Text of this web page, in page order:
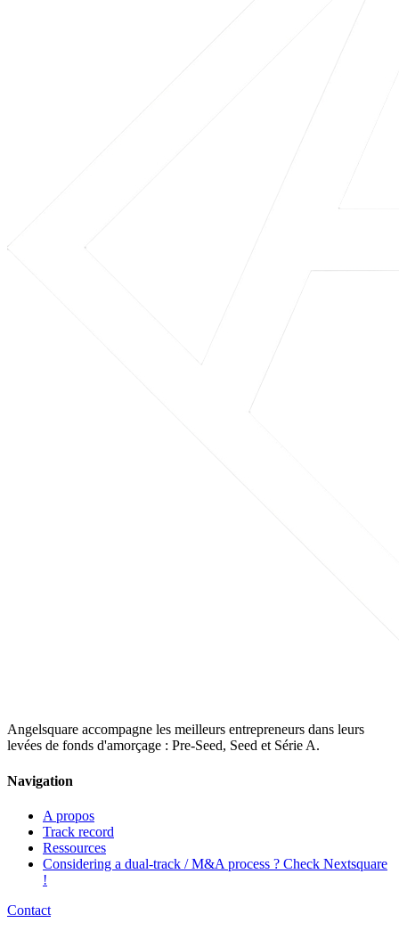
Angelsquare accompagne les meilleurs entrepreneurs dans leurs
levées de fonds d'amorçage : Pre-Seed, Seed et Série A.
Navigation
A propos
Track record
Ressources
Considering a dual-track / M&A process ? Check Nextsquare
!
Contact